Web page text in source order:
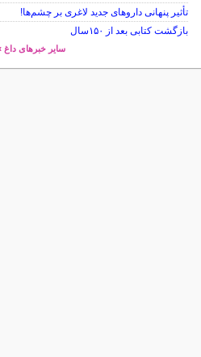
تأثیر پنهانی داروهای جدید لاغری بر چشم‌ها!
بازگشت کتابی بعد از ۱۵۰سال
سایر خبرهای داغ